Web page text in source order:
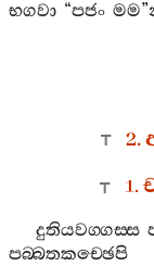
භගවා “පජං මම”
2.
1.
දුතියවග‍්ගස‍්ස
පබ‍්බතකච‍්ඡෙපි